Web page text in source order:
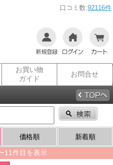
口コミ数:92116件
お買い物
ガイド
お問合せ
価格順
新着順
11件目を表示